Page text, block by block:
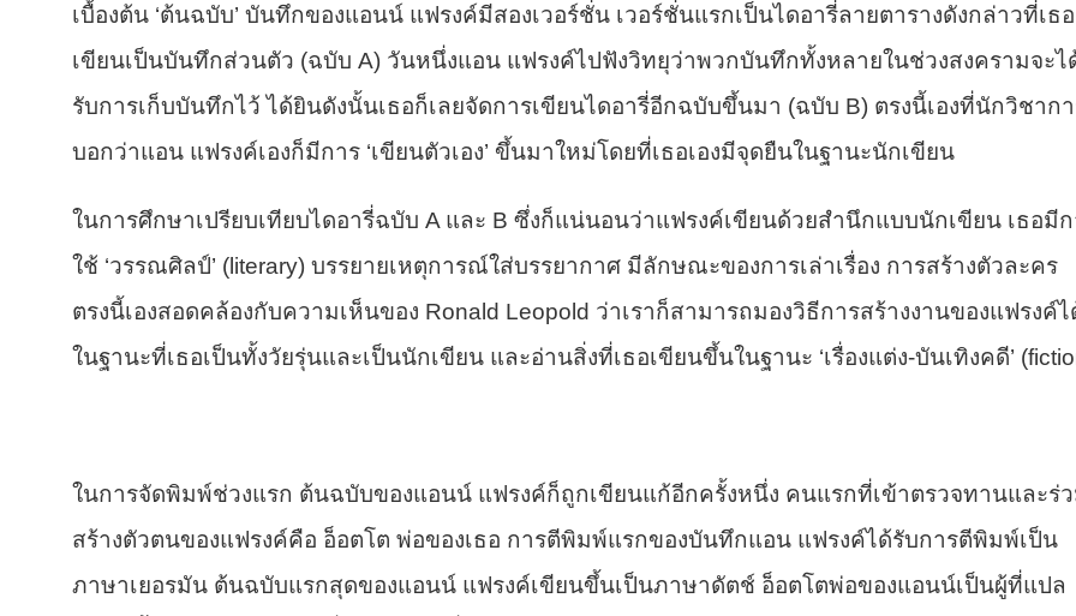
เบื้องต้น ‘ต้นฉบับ’ บันทึกของแอนน์ แฟรงค์มีสองเวอร์ชั่น เวอร์ชั่นแรกเป็นไดอารี่ลายตารางดังกล่าวที่เธอ
เขียนเป็นบันทึกส่วนตัว (ฉบับ A) วันหนึ่งแอน แฟรงค์ไปฟังวิทยุว่าพวกบันทึกทั้งหลายในช่วงสงครามจะไ
รับการเก็บบันทึกไว้ ได้ยินดังนั้นเธอก็เลยจัดการเขียนไดอารี่อีกฉบับขึ้นมา (ฉบับ B) ตรงนี้เองที่นักวิชาก
บอกว่าแอน แฟรงค์เองก็มีการ ‘เขียนตัวเอง’ ขึ้นมาใหม่โดยที่เธอเองมีจุดยืนในฐานะนักเขียน
ในการศึกษาเปรียบเทียบไดอารี่ฉบับ A และ B ซึ่งก็แน่นอนว่าแฟรงค์เขียนด้วยสำนึกแบบนักเขียน เธอมี
ใช้ ‘วรรณศิลป์’ (literary) บรรยายเหตุการณ์ใส่บรรยากาศ มีลักษณะของการเล่าเรื่อง การสร้างตัวละคร
ตรงนี้เองสอดคล้องกับความเห็นของ Ronald Leopold ว่าเราก็สามารถมองวิธีการสร้างงานของแฟรงค์ไ
ในฐานะที่เธอเป็นทั้งวัยรุ่นและเป็นนักเขียน และอ่านสิ่งที่เธอเขียนขึ้นในฐานะ ‘เรื่องแต่ง-บันเทิงคดี’
ในการจัดพิมพ์ช่วงแรก ต้นฉบับของแอนน์ แฟรงค์ก็ถูกเขียนแก้อีกครั้งหนึ่ง คนแรกที่เข้าตรวจทานและร่
สร้างตัวตนของแฟรงค์คือ อ็อตโต พ่อของเธอ การตีพิมพ์แรกของบันทึกแอน แฟรงค์ได้รับการตีพิมพ์เป็น
ภาษาเยอรมัน ต้นฉบับแรกสุดของแอนน์ แฟรงค์เขียนขึ้นเป็นภาษาดัตช์ อ็อตโตพ่อของแอนน์เป็นผู้ที่แปล